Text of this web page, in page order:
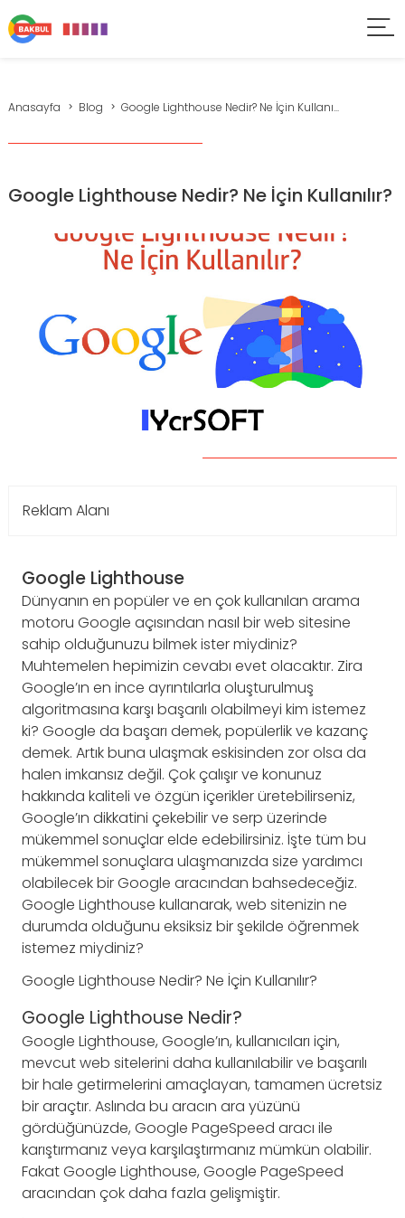
Anasayfa Blog Google Lighthouse Nedir? Ne İçin Kullanı...
Google Lighthouse Nedir? Ne İçin Kullanılır?
Reklam Alanı
Google Lighthouse
Dünyanın en popüler ve en çok kullanılan arama
motoru Google açısından nasıl bir web sitesine
sahip olduğunuzu bilmek ister miydiniz?
Muhtemelen hepimizin cevabı evet olacaktır. Zira
Google’ın en ince ayrıntılarla oluşturulmuş
algoritmasına karşı başarılı olabilmeyi kim istemez
ki? Google da başarı demek, popülerlik ve kazanç
demek. Artık buna ulaşmak eskisinden zor olsa da
halen imkansız değil. Çok çalışır ve konunuz
hakkında kaliteli ve özgün içerikler üretebilirseniz,
Google’ın dikkatini çekebilir ve serp üzerinde
mükemmel sonuçlar elde edebilirsiniz. İşte tüm bu
mükemmel sonuçlara ulaşmanızda size yardımcı
olabilecek bir Google aracından bahsedeceğiz.
Google Lighthouse kullanarak, web sitenizin ne
durumda olduğunu eksiksiz bir şekilde öğrenmek
istemez miydiniz?
Google Lighthouse Nedir? Ne İçin Kullanılır?
Google Lighthouse Nedir?
Google Lighthouse, Google’ın, kullanıcıları için,
mevcut web sitelerini daha kullanılabilir ve başarılı
bir hale getirmelerini amaçlayan, tamamen ücretsiz
bir araçtır. Aslında bu aracın ara yüzünü
gördüğünüzde, Google PageSpeed aracı ile
karıştırmanız veya karşılaştırmanız mümkün olabilir.
Fakat Google Lighthouse, Google PageSpeed
aracından çok daha fazla gelişmiştir.